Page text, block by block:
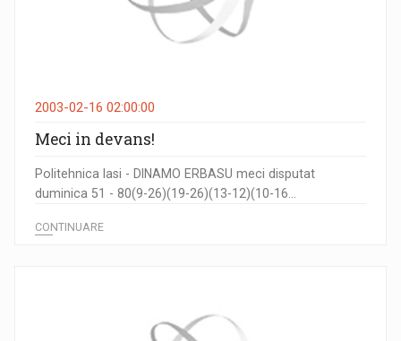
2003-02-16 02:00:00
Meci in devans!
Politehnica Iasi - DINAMO ERBASU meci disputat
duminica 51 - 80(9-26)(19-26)(13-12)(10-16...
CONTINUARE